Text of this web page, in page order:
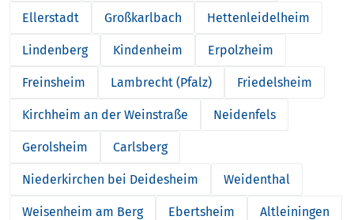
Ellerstadt Großkarlbach Hettenleidelheim
Lindenberg Kindenheim Erpolzheim
Freinsheim Lambrecht (Pfalz) Friedelsheim
Kirchheim an der Weinstraße Neidenfels
Gerolsheim Carlsberg
Niederkirchen bei Deidesheim Weidenthal
Weisenheim am Berg Ebertsheim Altleiningen